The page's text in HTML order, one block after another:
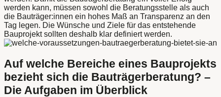
werden kann, müssen sowohl die Beratungsstelle als auch
die Bauträger:innen ein hohes Maß an Transparenz an den
Tag legen. Die Wünsche und Ziele für das entstehende
Bauprojekt sollten deshalb klar definiert werden.
Auf welche Bereiche eines Bauprojekts
bezieht sich die Bauträgerberatung? –
Die Aufgaben im Überblick